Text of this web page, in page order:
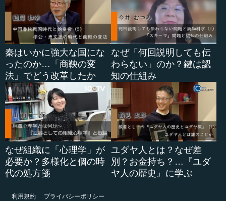
秦はいかに強大な国にな
ったのか…「商鞅の変
法」でどう改革したか
なぜ「何回説明しても伝
わらない」のか？鍵は認
知の仕組み
なぜ組織に「心理学」が
必要か？多様化と個の時
代の処方箋
ユダヤ人とは？なぜ差
別？お金持ち？…『ユダ
ヤ人の歴史』に学ぶ
利用規約
プライバシーポリシー